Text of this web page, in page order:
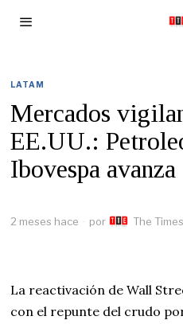
LATAM
Mercados
EE.UU.:
Ibovespa avanza
2 meses hace por The
La reactivación de Wall
con el repunte del crudo